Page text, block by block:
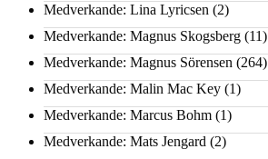
Medverkande: Lina Lyricsen (2)
Medverkande: Magnus Skogsberg (11)
Medverkande: Magnus Sörensen (264)
Medverkande: Malin Mac Key (1)
Medverkande: Marcus Bohm (1)
Medverkande: Mats Jengard (2)